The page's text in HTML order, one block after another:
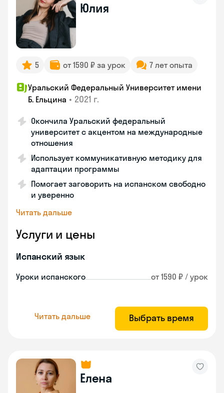
Юлия
5 от 1590 ₽ за урок 7 лет опыта
Уральский Федеральный Университет имени
Б. Ельцина • 2021 г.
Окончила Уральский федеральный
университет с акцентом на международные
отношения
Использует коммуникативную методику для
адаптации программы
Помогает заговорить на испанском свободно
и уверенно
Читать дальше
Услуги и цены
Испанский язык
Уроки испанского от 1590 ₽ / урок
Читать дальше Выбрать время
Елена